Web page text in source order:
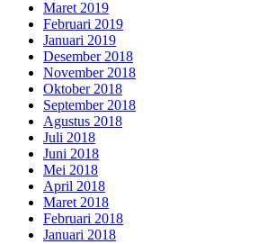
Maret 2019
Februari 2019
Januari 2019
Desember 2018
November 2018
Oktober 2018
September 2018
Agustus 2018
Juli 2018
Juni 2018
Mei 2018
April 2018
Maret 2018
Februari 2018
Januari 2018